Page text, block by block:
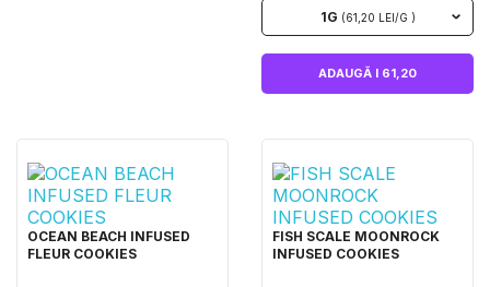
1G (61,20 LEI/G )
ADAUGĂ I 61,20
OCEAN BEACH INFUSED
FLEUR COOKIES
FISH SCALE MOONROCK
INFUSED COOKIES